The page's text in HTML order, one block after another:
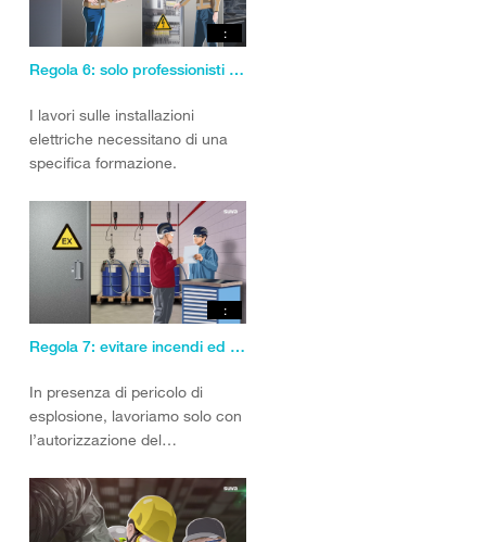
:
Regola 6: solo professionisti per i lavori elettrici
I lavori sulle installazioni
elettriche necessitano di una
specifica formazione.
:
Regola 7: evitare incendi ed esplosioni
In presenza di pericolo di
esplosione, lavoriamo solo con
l’autorizzazione del